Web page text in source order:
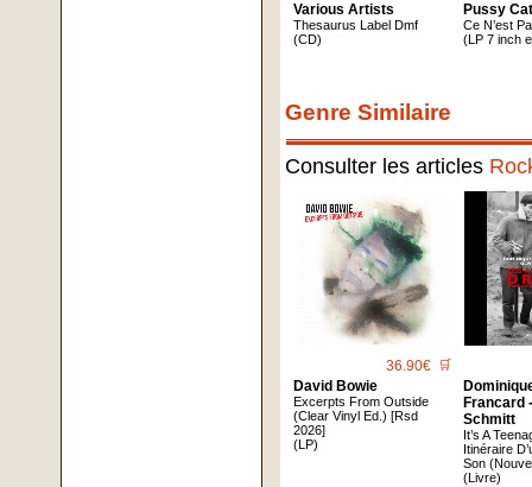
Various Artists
Thesaurus Label Dmf
(CD)
Pussy
Ce N’est
(LP 7 inch
Genre Similaire
Consulter les articles
36.90€ 🛒
David Bowie
Excerpts From Outside
(Clear Vinyl Ed.) [Rsd
2026]
(LP)
Francard
Schmitt
It’s A
Itinéraire
Son
(Livre)